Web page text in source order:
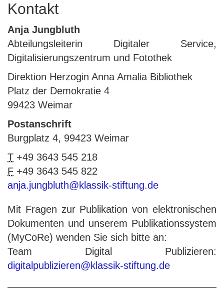
Kontakt
Anja Jungbluth
Abteilungsleiterin Digitaler Service,
Digitalisierungszentrum und Fotothek
Direktion Herzogin Anna Amalia Bibliothek
Platz der Demokratie 4
99423 Weimar
Postanschrift
Burgplatz 4, 99423 Weimar
T +49 3643 545 218
F +49 3643 545 822
anja.jungbluth@klassik-stiftung.de
Mit Fragen zur Publikation von elektronischen
Dokumenten und unserem Publikationssystem
(MyCoRe) wenden Sie sich bitte an:
Team Digital Publizieren:
digitalpublizieren@klassik-stiftung.de